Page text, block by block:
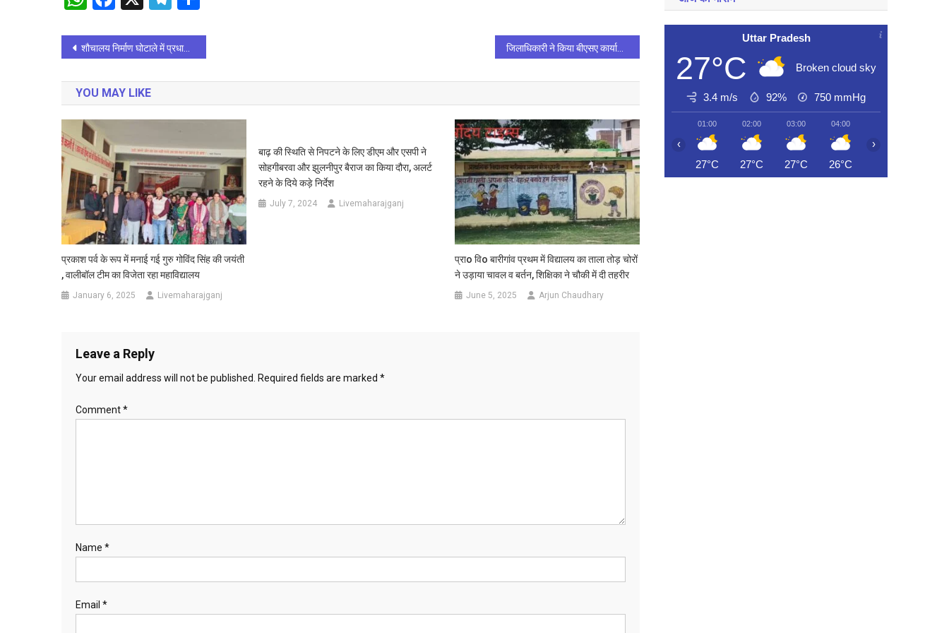
Post
navigation
शौचालय निर्माण घोटाले में प्रधान पर एफआईआर व सचिव निलंबित जिलाधिकारी ने किया बीएसए कार्यालय का औचक निरीक्षण, कार्यालय में हड़कंप
YOU MAY LIKE
प्रकाश पर्व के रूप में मनाई गई गुरु गोविंद सिंह की जयंती
, वालीबॉल टीम का विजेता रहा महाविद्यालय
January 6, 2025 Livemaharajganj
बाढ़ की स्थिति से निपटने के लिए डीएम और एसपी ने
सोहगीबरवा और झुलनीपुर बैराज का किया दौरा, अलर्ट
रहने के दिये कड़े निर्देश
July 7, 2024 Livemaharajganj
प्राo विo बारीगांव प्रथम में विद्यालय का ताला तोड़ चोरों
ने उड़ाया चावल व बर्तन, शिक्षिका ने चौकी में दी तहरीर
June 5, 2025 Arjun Chaudhary
Leave a Reply
Your email address will not be published. Required fields are marked *
Comment*
Name *
Email *
Uttar Pradesh
27°C Broken cloud sky
3.4 m/s 92% 750 mmHg
01:00
27°C
02:00
27°C
03:00
27°C
04:00
26°C
‹ ›